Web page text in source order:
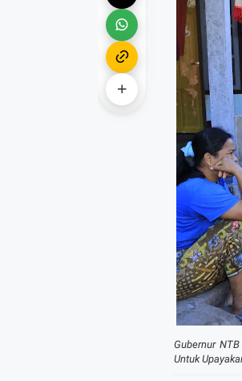
Gubernur
Untuk